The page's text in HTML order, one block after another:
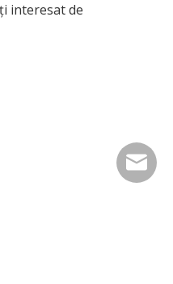
interesat de